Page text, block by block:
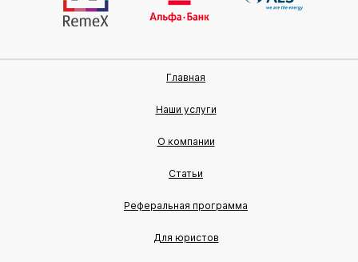
Главная
Наши услуги
О компании
Статьи
Реферальная программа
Для юристов